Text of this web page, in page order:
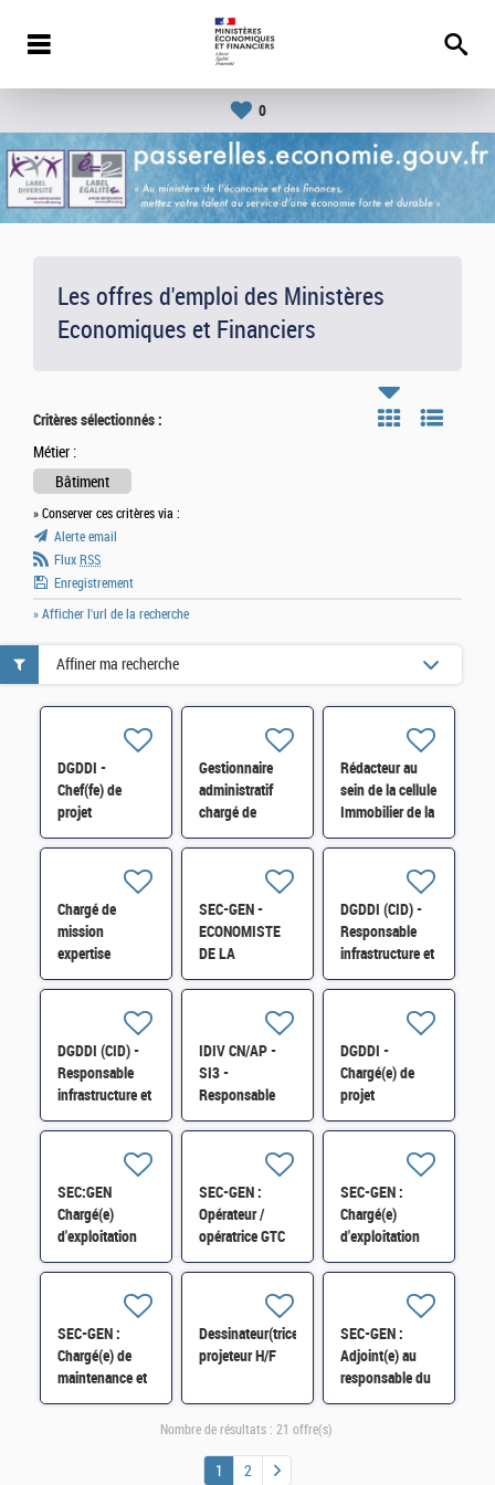
0
Les offres d'emploi des Ministères
Economiques et Financiers
Critères sélectionnés :
Métier :
Bâtiment
» Conserver ces critères via :
Alerte email
Flux RSS
Enregistrement
» Afficher l'url de la recherche
DGDDI -
Chef(fe) de
projet
immobilier
Gestionnaire
administratif
chargé de
maintenances
immobilier H/F
Rédacteur au
sein de la cellule
Immobilier de la
Direction
des Douanes
d'Occitanie H/F
Chargé de
mission
expertise
TECHNIQUE de
immobiliers de
l'État et appui
opérationnel
H/F
SEC-GEN -
ECONOMISTE
DE LA
CONSTRUCTION
IMMOBILIER
H/F
DGDDI (CID) -
Responsable
infrastructure et
immobilier (cat.
DGDDI (CID) -
Responsable
infrastructure et
immobilier (cat.
IDIV CN/AP -
SI3 -
Responsable
adjoint du pôle
datacentres H/F
DGDDI -
Chargé(e) de
projet
immobilier à la
douanes de
Mulhouse H/F
SEC:GEN
Chargé(e)
d'exploitation
GMAO - BIM au
GRAND EST
PROVINCE H/F
SEC-GEN :
Opérateur /
opératrice GTC
(Gestion
Centralisée) H/F
SEC-GEN :
Chargé(e)
d'exploitation
maintenance et
du PICAV Paris
Bercy H/F
SEC-GEN :
Chargé(e) de
maintenance et
d'exploitation
Dessinateur(trice)
projeteur H/F
SEC-GEN :
Adjoint(e) au
responsable du
secteur
Affiner ma recherche
Nombre de résultats : 21 offre(s)
1 2